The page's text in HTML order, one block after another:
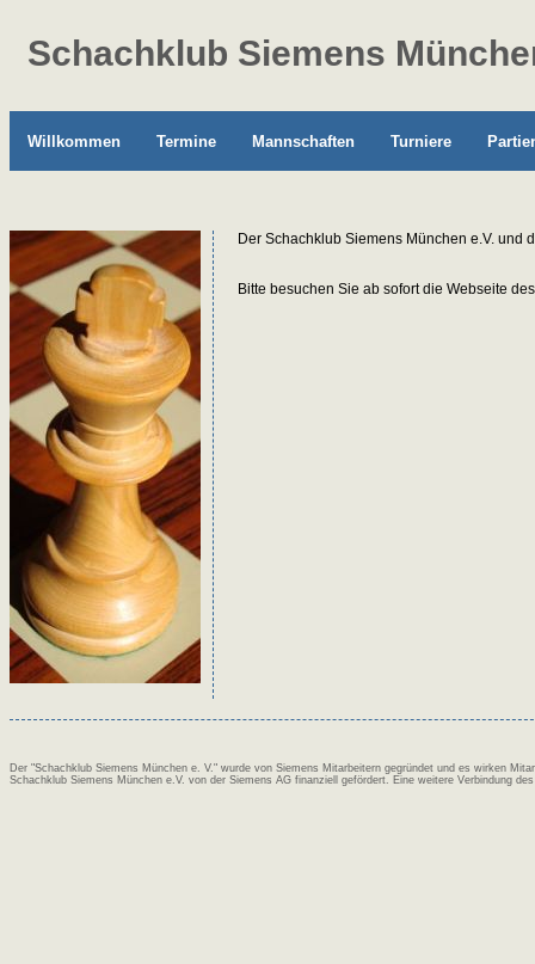
Schachklub Siemens
Willkommen Termine Mannschaften Turniere
Der Schachklub Siemens München e.V. und
Bitte besuchen Sie ab sofort die Webseite
Der "Schachklub Siemens München e. V." wurde von Siemens Mitarbeitern gegründet und es wirken
Schachklub Siemens München e.V. von der Siemens AG finanziell gefördert. Eine weitere Verbindung